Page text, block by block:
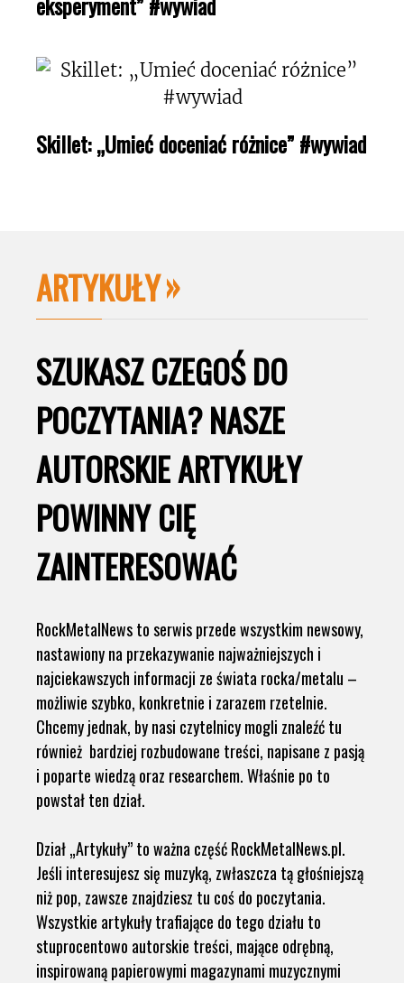
Skillet: „Umieć doceniać różnice” #wywiad
ARTYKUŁY
SZUKASZ CZEGOŚ DO
POCZYTANIA? NASZE
AUTORSKIE ARTYKUŁY
POWINNY CIĘ
ZAINTERESOWAĆ
RockMetalNews to serwis przede wszystkim newsowy,
nastawiony na przekazywanie najważniejszych i
najciekawszych informacji ze świata rocka/metalu –
możliwie szybko, konkretnie i zarazem rzetelnie.
Chcemy jednak, by nasi czytelnicy mogli znaleźć tu
również bardziej rozbudowane treści, napisane z pasją
i poparte wiedzą oraz researchem. Właśnie po to
powstał ten dział.
Dział „Artykuły” to ważna część RockMetalNews.pl.
Jeśli interesujesz się muzyką, zwłaszcza tą głośniejszą
niż pop, zawsze znajdziesz tu coś do poczytania.
Wszystkie artykuły trafiające do tego działu to
stuprocentowo autorskie treści, mające odrębną,
inspirowaną papierowymi magazynami muzycznymi